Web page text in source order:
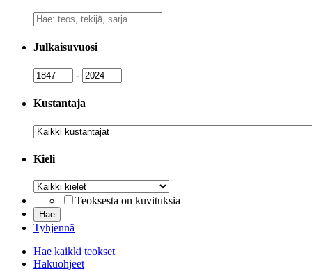
Vapaa
sanahaku
Julkaisuvuosi
Julkaisuvuosi
- Julkaisuvuosi
Kustantaja
Kustantaja
Kieli
Kieli
Teoksesta on kuvituksia
Tyhjennä
Hae kaikki teokset
Hakuohjeet